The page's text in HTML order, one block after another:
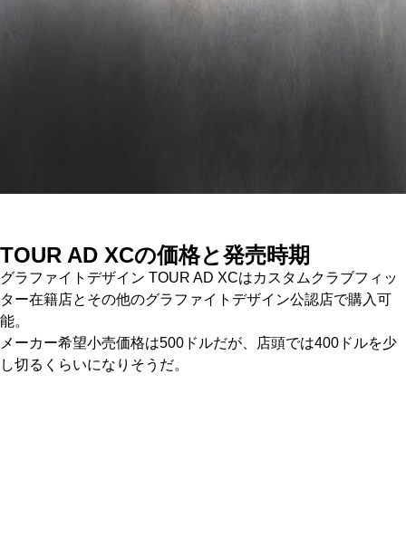
TOUR AD XCの価格と発売時期
グラファイトデザイン TOUR AD XCはカスタムクラブフィッ
ター在籍店とその他のグラファイトデザイン公認店で購入可
能。
メーカー希望小売価格は500ドルだが、店頭では400ドルを少
し切るくらいになりそうだ。